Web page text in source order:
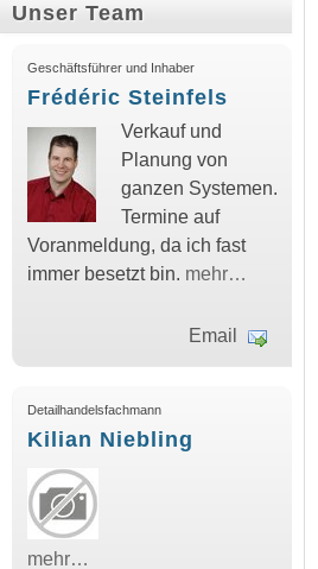
Unser Team
Geschäftsführer und Inhaber
Frédéric Steinfels
Verkauf und
Planung von
ganzen Systemen.
Termine auf
Voranmeldung, da ich fast
immer besetzt bin. mehr…
Email
Detailhandelsfachmann
Kilian Niebling
mehr…